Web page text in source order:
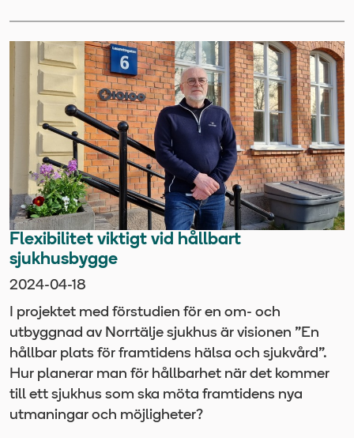
Flexibilitet viktigt vid hållbart
sjukhusbygge
2024-04-18
I projektet med förstudien för en om- och
utbyggnad av Norrtälje sjukhus är visionen ”En
hållbar plats för framtidens hälsa och sjukvård”.
Hur planerar man för hållbarhet när det kommer
till ett sjukhus som ska möta framtidens nya
utmaningar och möjligheter?